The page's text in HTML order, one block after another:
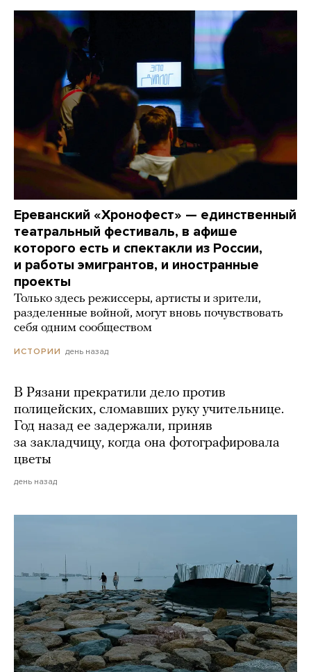
Ереванский «Хронофест» — единственный
театральный фестиваль, в афише
которого есть и спектакли из России,
и работы эмигрантов, и иностранные
проекты
Только здесь режиссеры, артисты и зрители,
разделенные войной, могут вновь почувствовать
себя одним сообществом
ИСТОРИИ день назад
В Рязани прекратили дело против
полицейских, сломавших руку учительнице.
Год назад ее задержали, приняв
за закладчицу, когда она фотографировала
цветы
день назад